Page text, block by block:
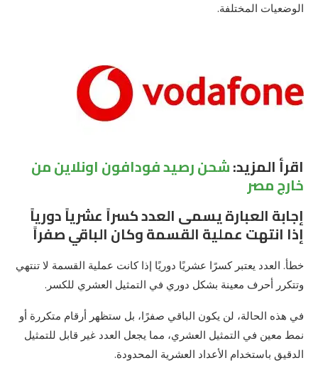
الوضعيات المختلفة.
اقرأ المزيد:شحن رصيد فودافون اونلاين من
خارج مصر
إجابة العبارة يسمى العدد كسراً عشرياً دورياً
إذا انتهت عملية القسمة وكان الباقي صفراً
خطأ. العدد يعتبر كسرًا عشريًا دوريًا إذا كانت عملية القسمة لا تنتهي
وتتكرر أحرف معينة بشكل دوري في التمثيل العشري للكسر.
في هذه الحالة، لن يكون الباقي صفرًا، بل ستظهر أرقام متكررة أو
نمط معين في التمثيل العشري، مما يجعل العدد غير قابل للتمثيل
الدقيق باستخدام الأعداد العشرية المحدودة.